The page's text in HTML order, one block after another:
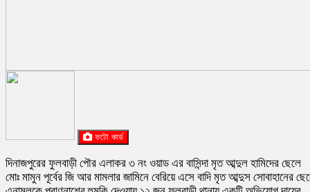
ফটো কার্ড
দিনাজপুরের ফুলবাড়ী পৌর এলাকর ৩ নং ওয়াড এর বাসিন্দা মৃত আব্দুল হামিদের ছেলে
মোঃ মামুন পূর্বের জি আর মামলার জামিনে বেরিয়ে এসে বাদি মৃত আব্দুস সোবাহানের